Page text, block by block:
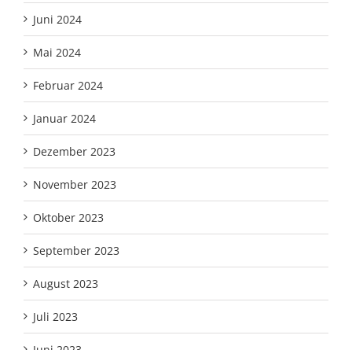
Juni 2024
Mai 2024
Februar 2024
Januar 2024
Dezember 2023
November 2023
Oktober 2023
September 2023
August 2023
Juli 2023